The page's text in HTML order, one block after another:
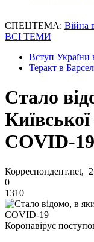
СПЕЦТЕМА: Війна
ВСІ ТЕМИ
Вступ України
Теракт в
Стало
COVID-19
Корреспондент.net,
0
1310
Коронавірус